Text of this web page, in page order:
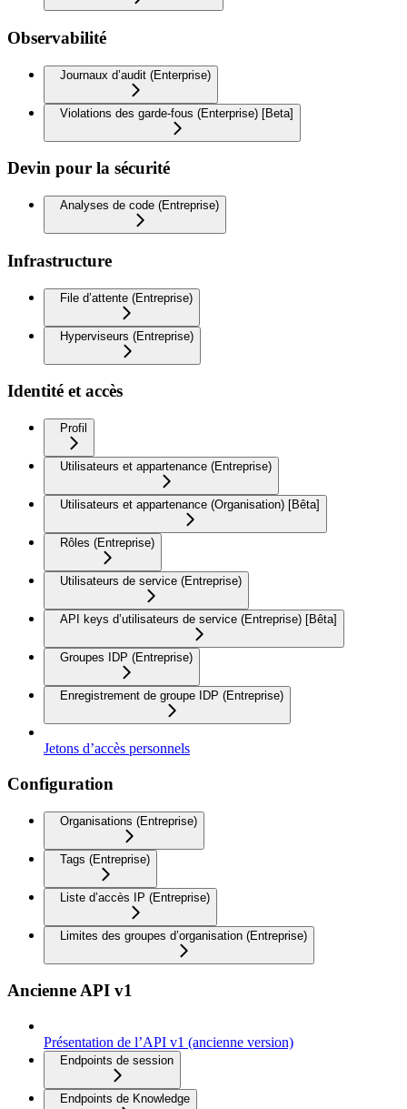
Observabilité
Journaux d’audit (Enterprise)
Violations des garde-fous (Enterprise) [Beta]
Devin pour la sécurité
Analyses de code (Entreprise)
Infrastructure
File d’attente (Entreprise)
Hyperviseurs (Entreprise)
Identité et accès
Profil
Utilisateurs et appartenance (Entreprise)
Utilisateurs et appartenance (Organisation) [Bêta]
Rôles (Entreprise)
Utilisateurs de service (Entreprise)
API keys d’utilisateurs de service (Entreprise) [Bêta]
Groupes IDP (Entreprise)
Enregistrement de groupe IDP (Entreprise)
Jetons d’accès personnels
Configuration
Organisations (Entreprise)
Tags (Entreprise)
Liste d’accès IP (Entreprise)
Limites des groupes d’organisation (Entreprise)
Ancienne API v1
Présentation de l’API v1 (ancienne version)
Endpoints de session
Endpoints de Knowledge